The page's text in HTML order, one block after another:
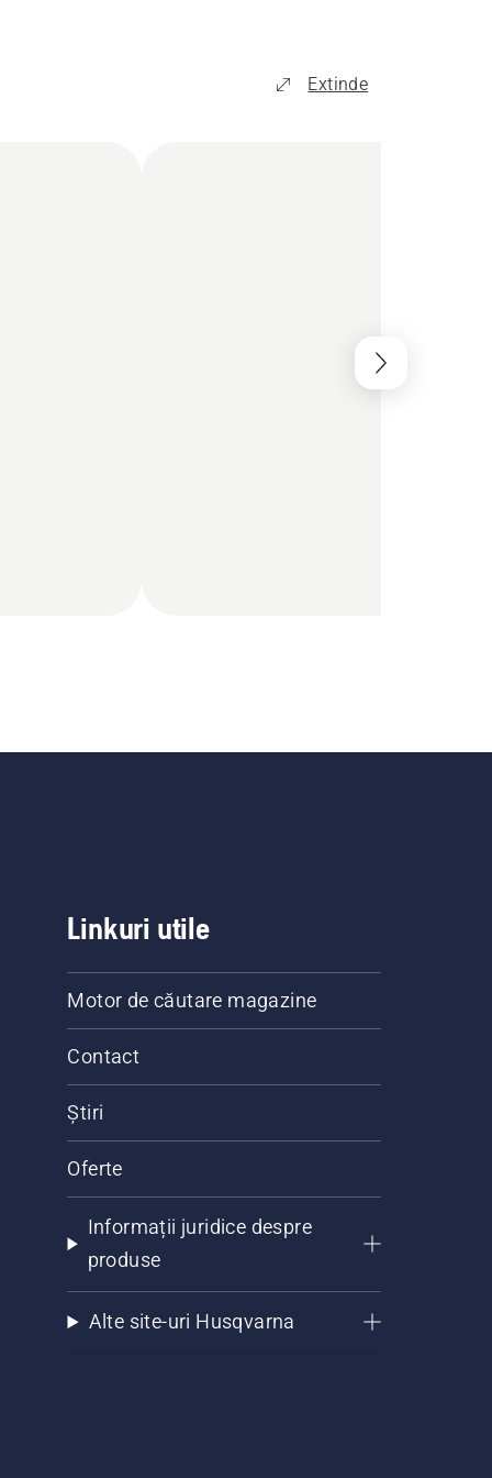
Extinde
Linkuri utile
Motor de căutare magazine
Contact
Știri
Oferte
Informații juridice despre
produse
Alte site-uri Husqvarna